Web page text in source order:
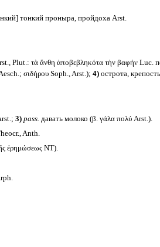
тонкий проныра, пройдоха Arst.
Plut.: τὰ ἄνθη ἀποβεβληκότα τὴν βαφήν Luc.
σιδήρου Soph., Arst.); 4)острота,
3) pass. давать молоко (β. γάλα πολύ Arst.).
Anth.
ἐρημώσεως NT).